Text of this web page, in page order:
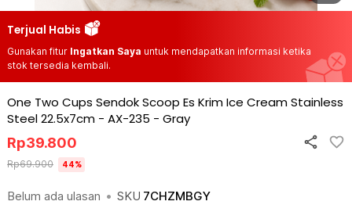
Terjual Habis
Gunakan fitur Ingatkan Saya untuk mendapatkan informasi ketika
stok tersedia kembali.
One Two Cups Sendok Scoop Es Krim Ice Cream Stainless
Steel 22.5x7cm - AX-235 - Gray
Belum ada ulasan • SKU 7CHZMBGY
Rp39.800
Rp69.900 44%